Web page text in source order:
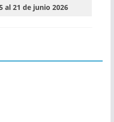
al 21 de junio 2026